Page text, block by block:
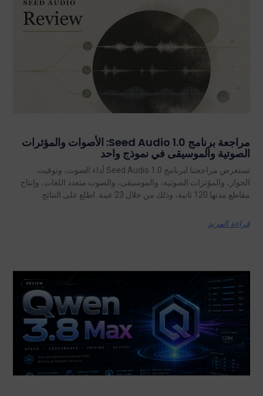
مراجعة برنامج Seed Audio 1.0: الأصوات والمؤثرات
الصوتية والموسيقى في نموذج واحد
تستعرض مراجعتنا لبرنامج Seed Audio 1.0 أداء الصوت، وتوقيت
الحوار، والمؤثرات الصوتية، والموسيقى، والصوت متعدد اللغات، وإنتاج
مقاطع مدتها 120 ثانية، وذلك من خلال 23 عينة. اطلع على النتائج.
قراءة المزيد